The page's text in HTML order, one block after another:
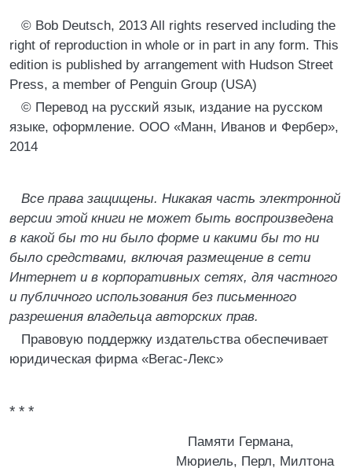
© Bob Deutsch, 2013 All rights reserved including the
right of reproduction in whole or in part in any form. This
edition is published by arrangement with Hudson Street
Press, a member of Penguin Group (USA)
© Перевод на русский язык, издание на русском
языке, оформление. ООО «Манн, Иванов и Фербер»,
2014
Все права защищены. Никакая часть электронной
версии этой книги не может быть воспроизведена
в какой бы то ни было форме и какими бы то ни
было средствами, включая размещение в сети
Интернет и в корпоративных сетях, для частного
и публичного использования без письменного
разрешения владельца авторских прав.
Правовую поддержку издательства обеспечивает
юридическая фирма «Вегас-Лекс»
* * *
Памяти Германа,
Мюриель, Перл, Милтона